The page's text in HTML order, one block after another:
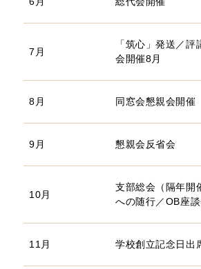
7月
「筑心」発送／
会開催8月
8月 同窓会懇親会開催
9月 懇親会反省会
10月
支部総会（隔年開
への随行／OB座
11月 学校創立記念日出